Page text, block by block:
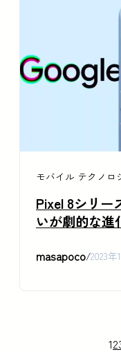
モバイル テクノロ
Pixel 8シリー
いが劇的な進
masapoco/2023
12